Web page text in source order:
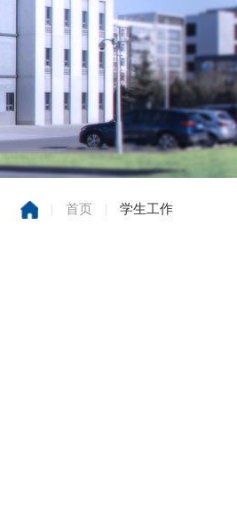
| 首页 | 学生工作